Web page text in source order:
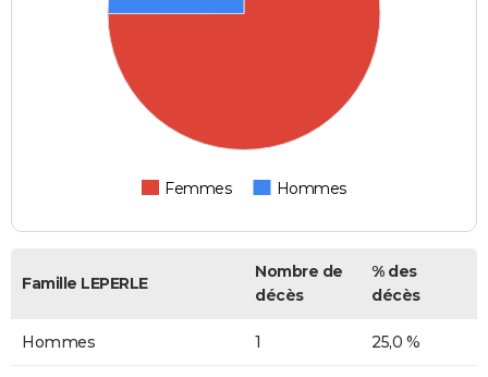
Femmes Hommes
Famille LEPERLE
Nombre de
décès
% des
décès
Hommes 1 25,0 %